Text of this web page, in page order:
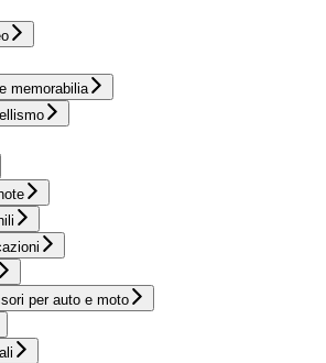
memorabilia
per auto e moto